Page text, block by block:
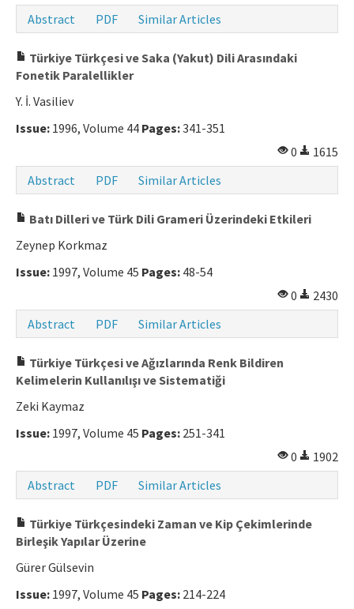
Abstract
PDF Similar Articles
Türkiye Türkçesi ve Saka (Yakut) Dili Arasındaki
Fonetik Paralellikler
Y. İ. Vasiliev
Issue: 1996, Volume 44 Pages:341-351
0
1615
Abstract
PDF Similar Articles
Batı Dilleri ve Türk Dili Grameri Üzerindeki Etkileri
Zeynep Korkmaz
Issue: 1997, Volume 45 Pages: 48-54
0
2430
Abstract
PDF Similar Articles
Türkiye Türkçesi ve Ağızlarında Renk Bildiren
Kelimelerin Kullanılışı ve Sistematiği
Zeki Kaymaz
Issue: 1997, Volume 45 Pages: 251-341
0
1902
Abstract
PDF Similar Articles
Türkiye Türkçesindeki Zaman ve Kip Çekimlerinde
Birleşik Yapılar Üzerine
Gürer Gülsevin
Issue: 1997, Volume 45 Pages: 214-224